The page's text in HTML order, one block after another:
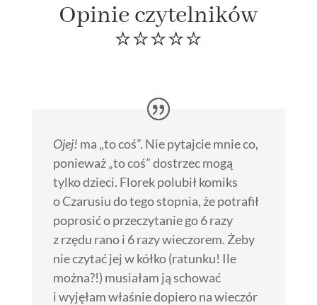
Opinie czytelników
⭐️⭐️⭐️⭐️⭐️
Ojej! ma „to coś”. Nie pytajcie mnie co,
ponieważ „to coś” dostrzec mogą
tylko dzieci. Florek polubił komiks
o Czarusiu do tego stopnia, że potrafił
poprosić o przeczytanie go 6 razy
z rzędu rano i 6 razy wieczorem. Żeby
nie czytać jej w kółko (ratunku! Ile
można?!) musiałam ją schować
i wyjęłam właśnie dopiero na wieczór